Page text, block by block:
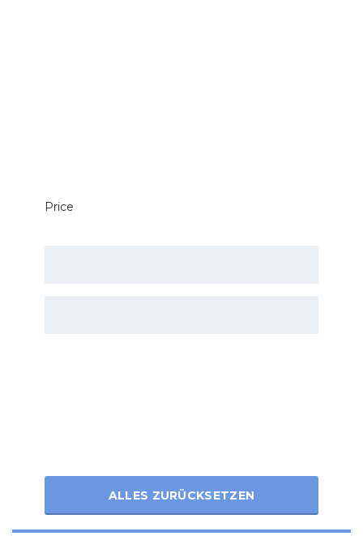
Price
ALLES ZURÜCKSETZEN